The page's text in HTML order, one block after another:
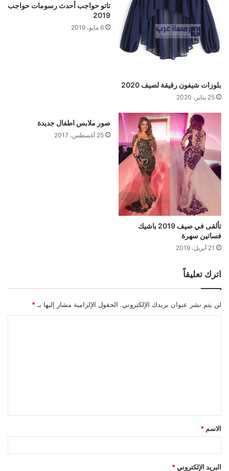
بلوزات شيفون رقيقة لصيف 2020
25 يناير، 2020
تاتو حواجب أحدث رسومات حواجب
2019
6 مايو، 2019
تألقى في صيف 2019 باشيك
فساتين سهرة
21 أبريل، 2019
صور ملابس اطفال جديدة
25 أغسطس، 2017
اترك تعليقاً
لن يتم نشر عنوان بريدك الإلكتروني. الحقول الإلزامية مشار إليها بـ *
ق
*
الاسم *
البريد الإلكتروني *